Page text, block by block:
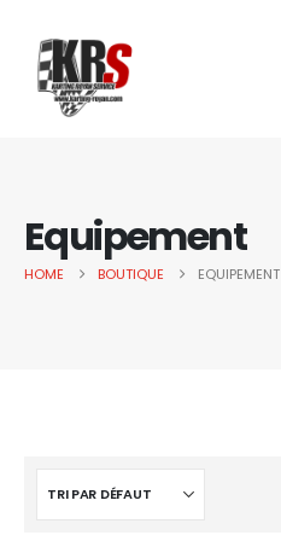
Equipement
HOME BOUTIQUE EQUIPEMENT